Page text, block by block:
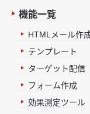
機能一覧
HTMLメール作
テンプレート
ターゲット配信
フォーム作成
効果測定ツール